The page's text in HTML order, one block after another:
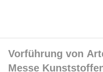
Vorführung von
Messe